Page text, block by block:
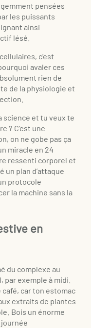
pensées
les puissants
ainsi
lésé.
c’est
avaler ces
rien de
de la physiologie et
science et tu veux te
? C’est une
on ne gobe pas ça
miracle en 24
ressenti corporel et
un plan d’attaque
protocole
la machine sans la
en
du complexe au
exemple à midi.
car ton estomac
extraits de plantes
Bois un énorme
journée